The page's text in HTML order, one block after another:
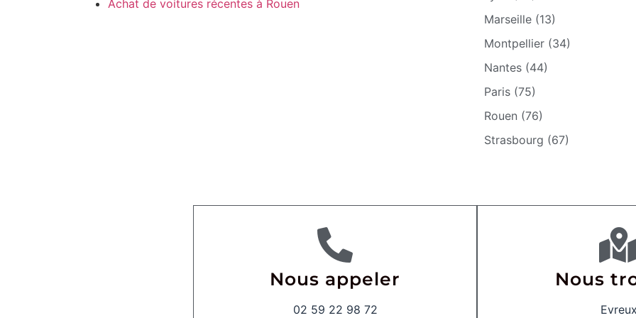
Achat de voitures récentes à Rouen
Marseille (13)
Montpellier (34)
Nantes (44)
Paris (75)
Rouen (76)
Strasbourg (67)
Nous appeler
02 59 22 98 72
Nous
Evreux